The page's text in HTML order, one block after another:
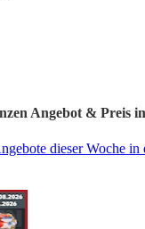
Angebot & Preis
dieser Woche in